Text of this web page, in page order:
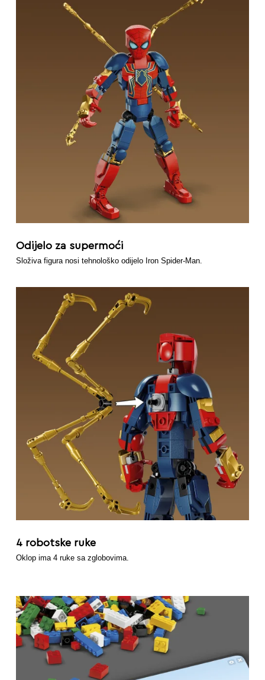
Odijelo za supermoći
Složiva figura nosi tehnološko odijelo Iron Spider-Man.
4 robotske ruke
Oklop ima 4 ruke sa zglobovima.